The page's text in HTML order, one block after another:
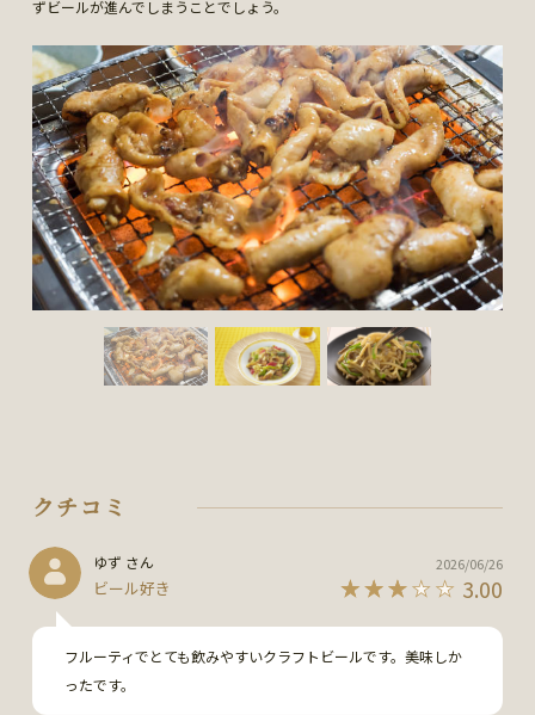
ずビールが進んでしまうことでしょう。
クチコミ
ゆず さん
ビール好き 3.00
2026/06/26
フルーティでとても飲みやすいクラフトビールです。美味しか
ったです。